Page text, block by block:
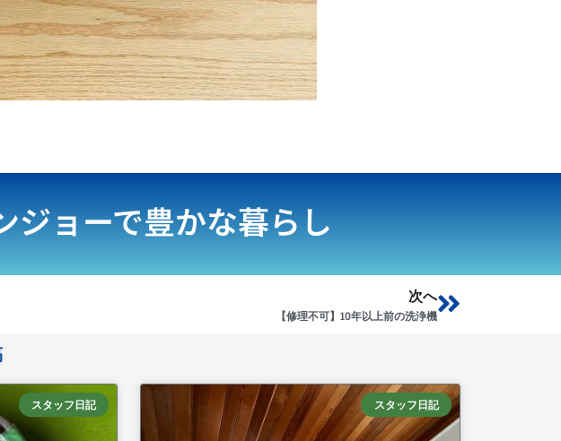
ジョーで豊かな暮らし
次へ
【修理不可】10年以上前の洗浄機Next
スタッフ日記 スタッフ日記